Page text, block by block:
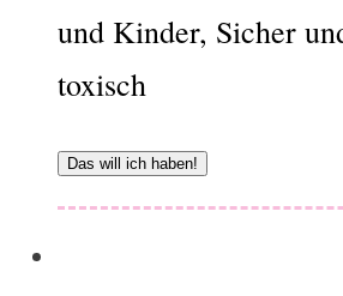
und Kinder, Sicher
toxisch
Das will ich haben!